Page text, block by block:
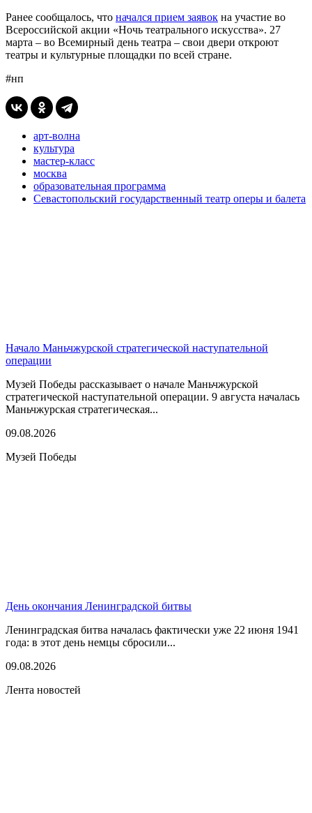
Ранее сообщалось, что начался прием заявок на участие во
Всероссийской акции «Ночь театрального искусства». 27
марта – во Всемирный день театра – свои двери откроют
театры и культурные площадки по всей стране.
#нп
арт-волна
культура
мастер-класс
москва
образовательная программа
Севастопольский государственный театр оперы и балета
Начало Маньчжурской стратегической наступательной
операции
Музей Победы рассказывает о начале Маньчжурской
стратегической наступательной операции. 9 августа началась
Маньчжурская стратегическая...
09.08.2026
Музей Победы
День окончания Ленинградской битвы
Ленинградская битва началась фактически уже 22 июня 1941
года: в этот день немцы сбросили...
09.08.2026
Лента новостей